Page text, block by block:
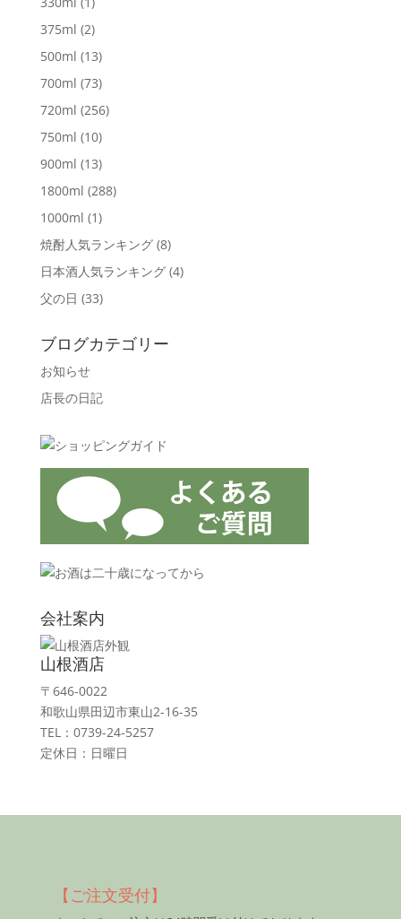
375ml (2)
500ml (13)
700ml (73)
720ml (256)
750ml (10)
900ml (13)
1800ml (288)
1000ml (1)
焼酎人気ランキング (8)
日本酒人気ランキング (4)
父の日 (33)
ブログカテゴリー
お知らせ
店長の日記
会社案内
山根酒店
〒646-0022
和歌山県田辺市東山2-16-35
TEL：0739-24-5257
定休日：日曜日
【ご注文受付】